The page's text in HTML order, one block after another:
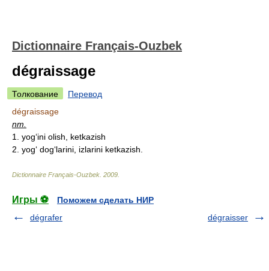
Dictionnaire Français-Ouzbek
dégraissage
Толкование
Перевод
dégraissage
nm.
1. yog‘ini olish, ketkazish
2. yog‘ dog‘larini, izlarini ketkazish.
Dictionnaire Français-Ouzbek 2009
Игры ⚽
Поможем сделать НИР
dégrafer
dégraisser